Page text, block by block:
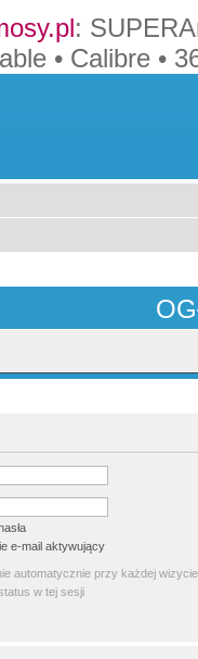
:
• Calibre •
e-mail aktywujący
automatycznie przy każdej wizycie
w tej sesji